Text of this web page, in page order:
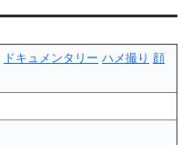
ドキュメンタリー ハメ撮り 顔